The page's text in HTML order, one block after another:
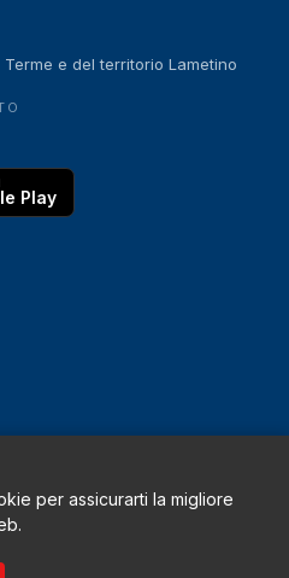
e del territorio Lametino
Play
per assicurarti la migliore